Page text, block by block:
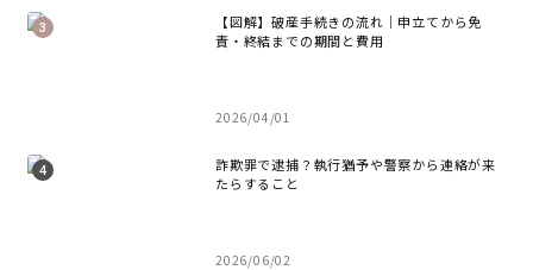
【図解】破産手続きの流れ｜申立てから免
責・終結までの期間と費用
2026/04/01
詐欺罪で逮捕？執行猶予や警察から連絡が来
たらすること
2026/06/02